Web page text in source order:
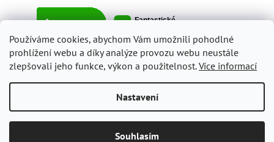
Používáme cookies, abychom Vám umožnili pohodlné
prohlížení webu a díky analýze provozu webu neustále
zlepšovali jeho funkce, výkon a použitelnost.Více informací
Nastavení
Souhlasím
Copyright 2026ItalyShop.cz. Všechna práva vyhrazena.Upravit
nastavení cookies